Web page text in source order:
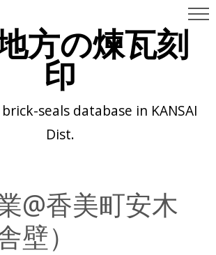
方の煉瓦刻
印
seals database in KANSAI
Dist.
@香美町安木
壁）